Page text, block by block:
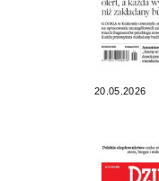
20.05.2026